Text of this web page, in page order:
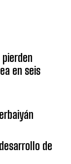
en seis
de